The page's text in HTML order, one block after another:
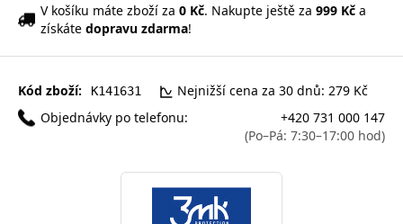
V košíku máte zboží za 0 Kč. Nakupte ještě za 999 Kč a
získáte dopravu zdarma!
Kód zboží: K141631
Nejnižší cena za 30 dnů: 279 Kč
Objednávky po telefonu:
+420 731 000 147
(Po–Pá: 7:30–17:00 hod)